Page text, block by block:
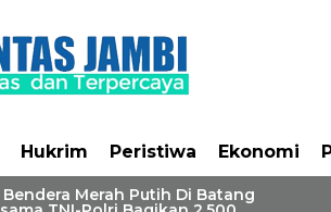
Hukrim Peristiwa Ekonomi
Bendera Merah Putih Di Batang